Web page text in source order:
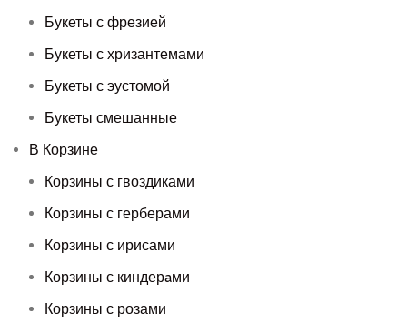
Букеты с фрезией
Букеты с хризантемами
Букеты с эустомой
Букеты смешанные
В Корзине
Корзины с гвоздиками
Корзины с герберами
Корзины с ирисами
Корзины с киндерaми
Корзины с розами